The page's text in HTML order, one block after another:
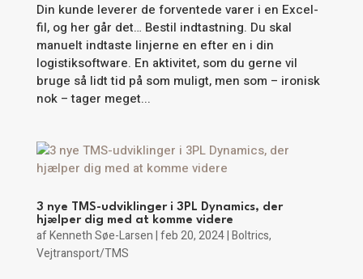
Din kunde leverer de forventede varer i en Excel-
fil, og her går det… Bestil indtastning. Du skal
manuelt indtaste linjerne en efter en i din
logistiksoftware. En aktivitet, som du gerne vil
bruge så lidt tid på som muligt, men som – ironisk
nok – tager meget...
3 nye TMS-udviklinger i 3PL Dynamics, der
hjælper dig med at komme videre
afKenneth Søe-Larsen|feb 20, 2024|Boltrics,
Vejtransport/TMS